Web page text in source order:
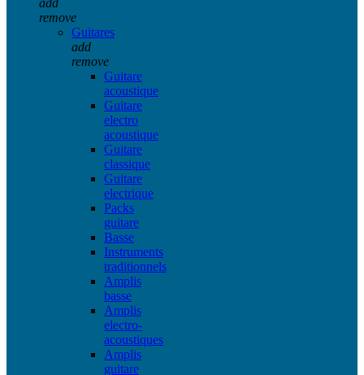
remove
Guitares
add
remove
Guitare
acoustique
Guitare
electro
acoustique
Guitare
classique
Guitare
electrique
Packs
guitare
Basse
Instruments
traditionnels
Amplis
basse
Amplis
electro-
acoustiques
Amplis
guitare